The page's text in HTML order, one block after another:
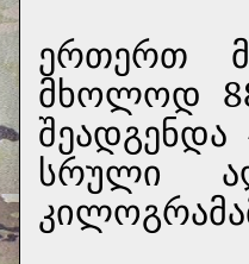
ერთერთ
მხოლოდ
სრული